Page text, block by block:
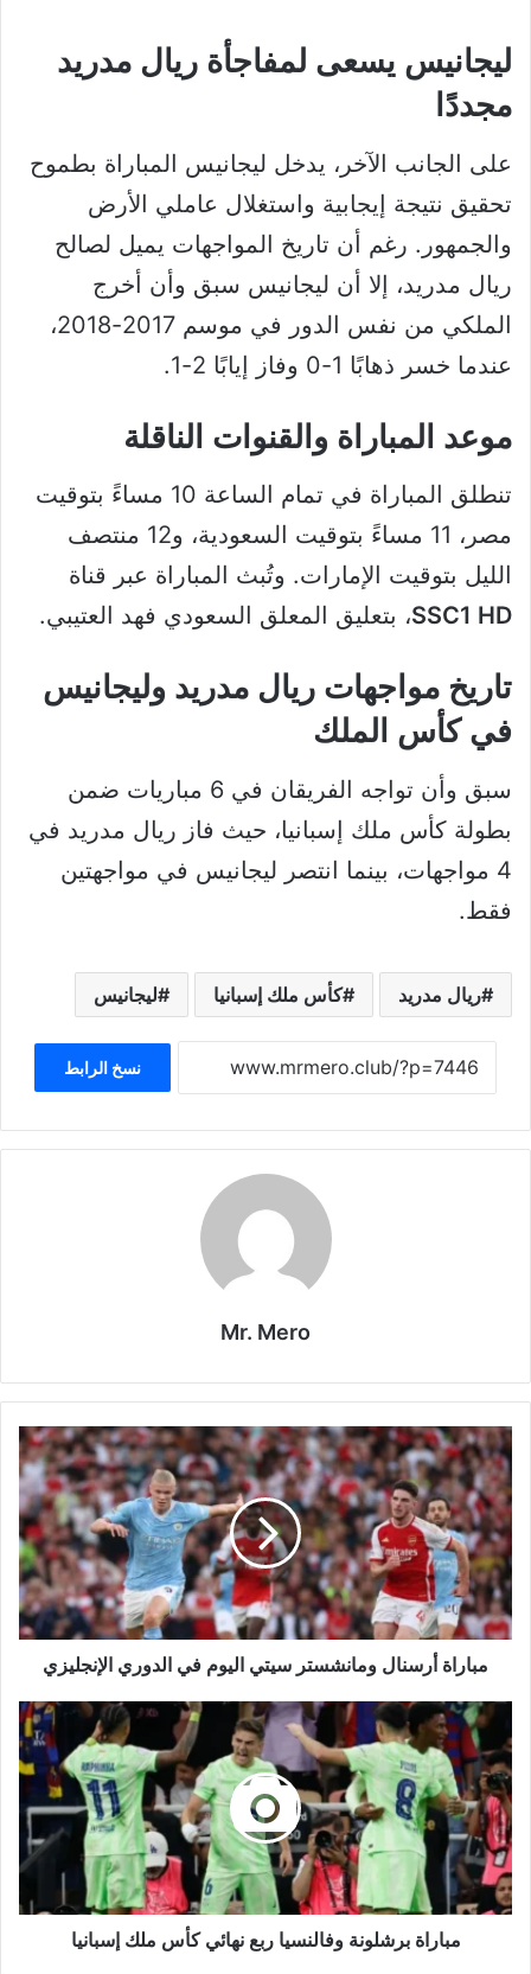
ليجانيس يسعى لمفاجأة ريال مدريد
مجددًا
على الجانب الآخر، يدخل ليجانيس المباراة بطموح
تحقيق نتيجة إيجابية واستغلال عاملي الأرض
والجمهور. رغم أن تاريخ المواجهات يميل لصالح
ريال مدريد، إلا أن ليجانيس سبق وأن أخرج
الملكي من نفس الدور في موسم 2017-2018،
عندما خسر ذهابًا 1-0 وفاز إيابًا 2-1.
موعد المباراة والقنوات الناقلة
تنطلق المباراة في تمام الساعة 10 مساءً بتوقيت
مصر، 11 مساءً بتوقيت السعودية، و12 منتصف
الليل بتوقيت الإمارات. وتُبث المباراة عبر قناة
SSC1 HD، بتعليق المعلق السعودي فهد العتيبي.
تاريخ مواجهات ريال مدريد وليجانيس
في كأس الملك
سبق وأن تواجه الفريقان في 6 مباريات ضمن
بطولة كأس ملك إسبانيا، حيث فاز ريال مدريد في
4 مواجهات، بينما انتصر ليجانيس في مواجهتين
فقط.
ريال مدريد كأس ملك إسبانيا ليجانيس
نسخ الرابط
Mr. Mero
مباراة
أرسنال
ومانشستر
سيتي
اليوم
في
الدوري
الإنجليزي
مباراة أرسنال ومانشستر سيتي اليوم في الدوري الإنجليزي
مباراة
برشلونة
وفالنسيا
ربع
نهائي
كأس
ملك
إسبانيا
مباراة برشلونة وفالنسيا ربع نهائي كأس ملك إسبانيا